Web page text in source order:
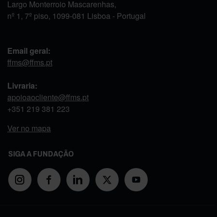
Largo Monterroio Mascarenhas,
nº 1, 7º piso, 1099-081 Lisboa - Portugal
Email geral:
ffms@ffms.pt
Livraria:
apoioaocliente@ffms.pt
+351 219 381 223
Ver no mapa
SIGA A FUNDAÇÃO